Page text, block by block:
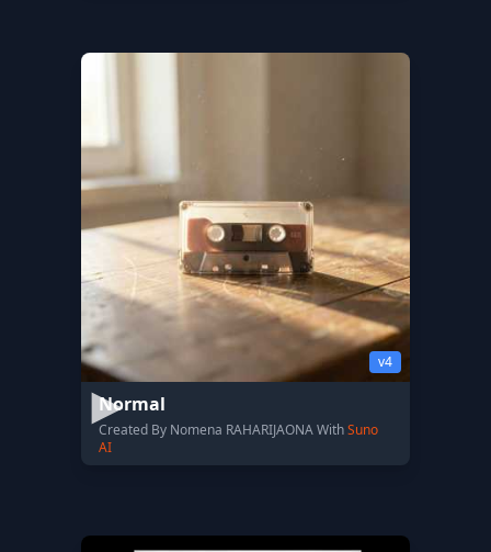
v4
Normal
Created By Nomena RAHARIJAONA WithSuno
AI